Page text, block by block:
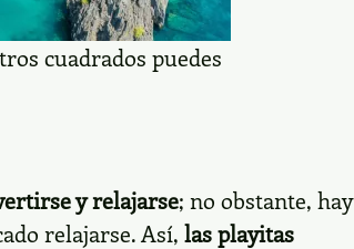
cuadrados puedes
y relajarse; no obstante, hay
relajarse. Así, las playitas